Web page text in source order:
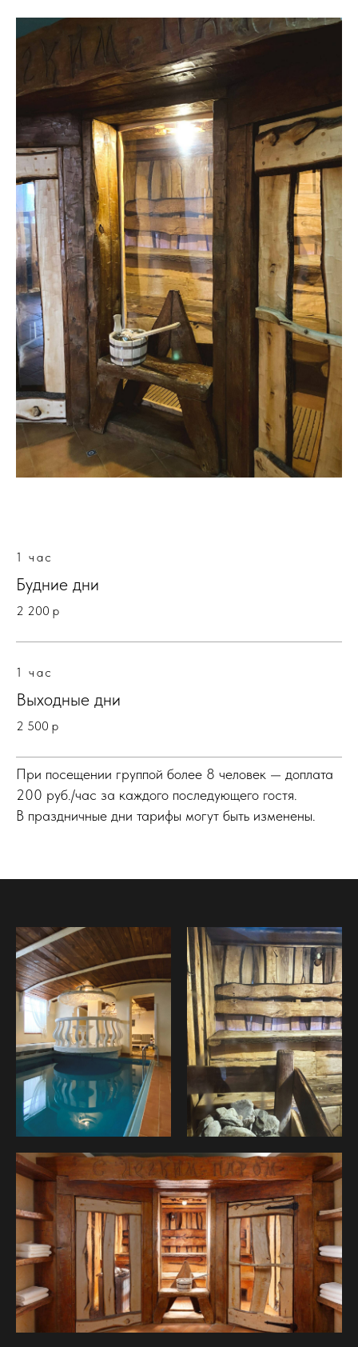
1 час
Будние дни
2 200 р
1 час
Выходные дни
2 500 р
При посещении группой более 8 человек — доплата
200 руб./час за каждого последующего гостя.
В праздничные дни тарифы могут быть изменены.